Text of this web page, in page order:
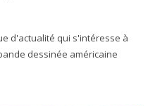
d'actualité qui s'intéresse à
dessinée américaine